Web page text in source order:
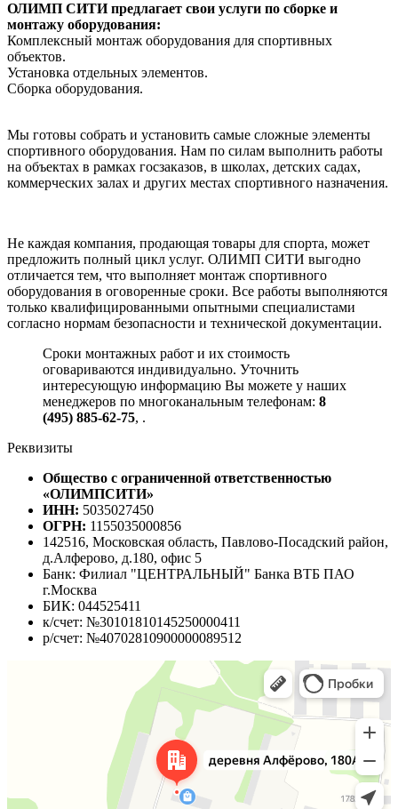
ОЛИМП СИТИ предлагает свои услуги по сборке и
монтажу оборудования:
Комплексный монтаж оборудования для спортивных
объектов.
Установка отдельных элементов.
Сборка оборудования.
Мы готовы собрать и установить самые сложные элементы
спортивного оборудования. Нам по силам выполнить работы
на объектах в рамках госзаказов, в школах, детских садах,
коммерческих залах и других местах спортивного назначения.
Не каждая компания, продающая товары для спорта, может
предложить полный цикл услуг. ОЛИМП СИТИ выгодно
отличается тем, что выполняет монтаж спортивного
оборудования в оговоренные сроки. Все работы выполняются
только квалифицированными опытными специалистами
согласно нормам безопасности и технической документации.
Сроки монтажных работ и их стоимость
оговариваются индивидуально. Уточнить
интересующую информацию Вы можете у наших
менеджеров по многоканальным телефонам: 8
(495) 885-62-75, .
Реквизиты
Общество с ограниченной ответственностью
«ОЛИМПСИТИ»
ИНН: 5035027450
ОГРН: 1155035000856
142516, Московская область, Павлово-Посадский район,
д.Алферово, д.180, офис 5
Банк: Филиал "ЦЕНТРАЛЬНЫЙ" Банка ВТБ ПАО
г.Москва
БИК: 044525411
к/счет: №30101810145250000411
р/счет: №40702810900000089512